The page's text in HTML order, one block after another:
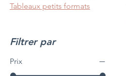
Tableaux petits formats
Filtrer par
Prix